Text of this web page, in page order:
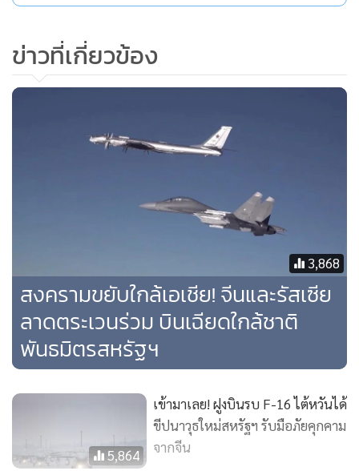
เหตุการณ์ล่าสุดเกิดขึ้นหลังจากจีนและรัสเซียเสร็จสิ้นการบินลาด
ตระเวนทางอากาศร่วมกันเหนือมหาสมุทรแปซิฟิกด้านตะวันตก
เมื่อวันพุธ (7) ซึ่งถือเป็นเฟสที่ 2 หลังจากก่อนหน้านั้นหนึ่งวัน จีน
ทะเลจีนตะวันออก จุดชนวนความกังวลให้ญี่ปุ่นเกี่ยวกับความ
นอกจากนี้ การระดมเครื่องบินรบออกมาใกล้ไต้หวันของจีนครั้ง
นี้ ยังเกิดขึ้นหลังจากอเมริกา ฟิลิปปินส์ และญี่ปุ่นเพิ่งเสร็จสิ้นการ
ร่วมฝึกซ้อมหน่วยยามฝั่งในทะเลจีนใต้เมื่อวันพุธ ทั้งนี้ จีน
ประกาศอ้างกรรมสิทธิ์เหนือดินแดนทะเลจีนใต้แทบทั้งหมด ซึ่ง
ทับซ้อนกับข้ออ้างของอีกหลายประเทศ รวมทั้งของไต้หวัน ที่
สืบทอดการอ้างสิทธิเช่นนี้ตั้งแต่ที่เกาะแห่งนี้ยังประกาศตนอย่าง
แข็งขันว่าเป็นตัวแทนแต่ผู้เดียวของจีนทั้งหมดในนามสาธารณรัฐ
จีน
พวกนักวิเคราะห์มองว่า การที่จีนเพิ่มความถี่ในการทดสอบเอดี
ไอแซดของไต้หวัน เป็นส่วนหนึ่งของ “ยุทธศาสตร์พื้นที่สีเทา”
เพื่อกดดันไทเปอย่างต่อเนื่อง
ข่าวที่เกี่ยวข้อง
3,868
สงครามขยับใกล้เอเชีย! จีนและรัสเซีย
ลาดตระเวนร่วม บินเฉียดใกล้ชาติ
พันธมิตรสหรัฐฯ
5,864
เข้ามาเลย! ฝูงบินรบ F-16 ไต้หวันได้
ขีปนาวุธใหม่สหรัฐฯ รับมือภัยคุกคาม
จากจีน